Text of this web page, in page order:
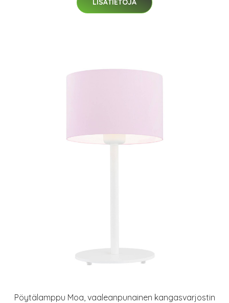
LISÄTIETOJA
Pöytälamppu Moa, vaaleanpunainen kangasvarjostin